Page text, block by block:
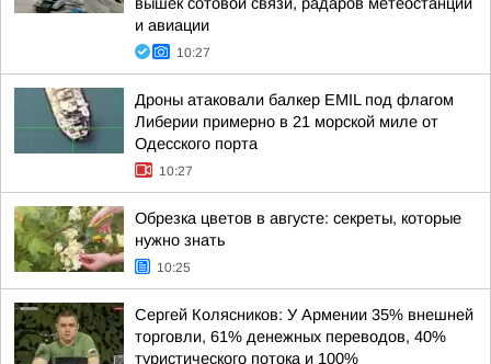
и авиации
10:27
Дроны атаковали балкер EMIL под флагом
Либерии примерно в 21 морской миле от
Одесского порта
10:27
Обрезка цветов в августе: секреты, которые
нужно знать
10:25
Сергей Колясников: У Армении 35% внешней
торговли, 61% денежных переводов, 40%
туристического потока и 100%